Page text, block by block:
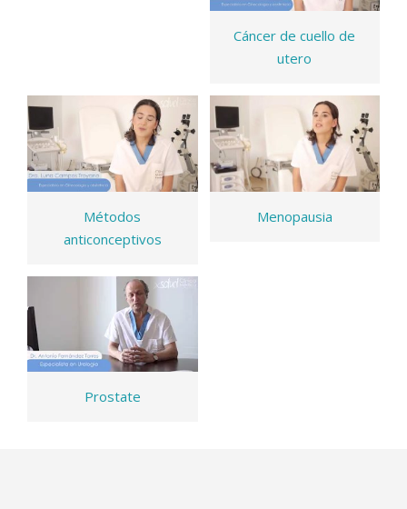
Cáncer de cuello de
utero
Métodos
anticonceptivos
Menopausia
Prostate